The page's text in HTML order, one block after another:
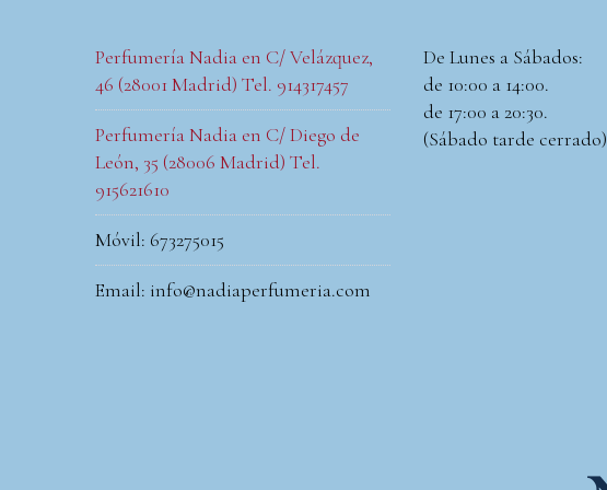
De Lunes a Sábados:
de 10:00 a 14:00.
de 17:00 a 20:30.
(Sábado tarde cerrado)
Perfumería Nadia en C/ Velázquez,
46 (28001 Madrid) Tel. 914317457
Perfumería Nadia en C/ Diego de
León, 35 (28006 Madrid) Tel.
915621610
Móvil: 673275015
Email: info@nadiaperfumeria.com